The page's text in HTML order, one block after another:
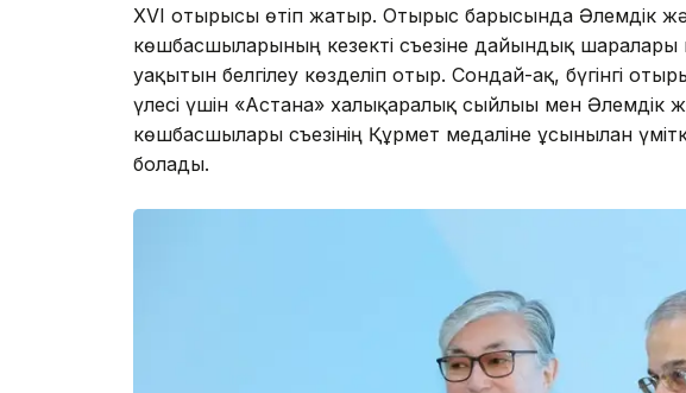
XVI отырысы өтіп жатыр. Отырыс барысында Әлемдік
көшбасшыларының кезекті съезіне дайындық шаралары
уақытын белгілеу көзделіп отыр. Сондай-ақ, бүгінгі
үлесі үшін «Астана» халықаралық сыйлығы мен Әлемдік
көшбасшылары съезінің Құрмет медаліне ұсынылған
болады.